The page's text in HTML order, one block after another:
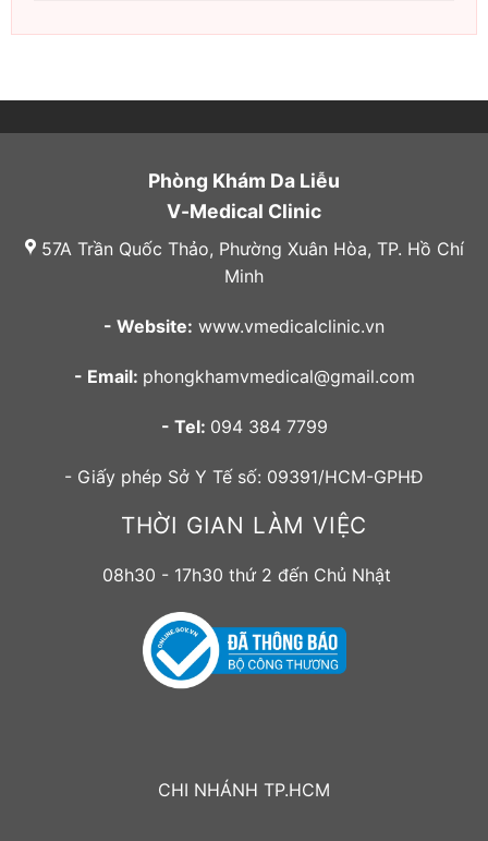
Phòng Khám Da Liễu
V-Medical Clinic
57A Trần Quốc Thảo, Phường Xuân Hòa, TP. Hồ Chí
Minh
- Website: www.vmedicalclinic.vn
- Email: phongkhamvmedical@gmail.com
- Tel: 094 384 7799
- Giấy phép Sở Y Tế số: 09391/HCM-GPHĐ
THỜI GIAN LÀM VIỆC
08h30 - 17h30 thứ 2 đến Chủ Nhật
CHI NHÁNH TP.HCM